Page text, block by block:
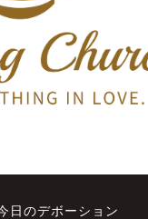
日のデボーション